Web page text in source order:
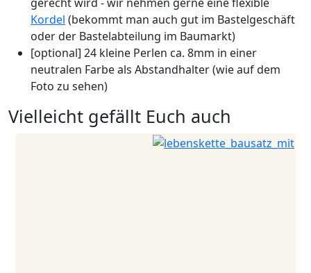
Kordel (bekommt man auch gut im Bastelgeschäft
oder der Bastelabteilung im Baumarkt)
[optional] 24 kleine Perlen ca. 8mm in einer
neutralen Farbe als Abstandhalter (wie auf dem
Foto zu sehen)
Vielleicht gefällt Euch auch